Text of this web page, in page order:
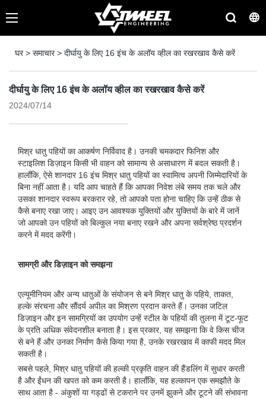
घर> समाचार> दीर्घायु के लिए 16 इंच के अलॉय व्हील का रखरखाव कैसे करें
दीर्घायु के लिए 16 इंच के अलॉय व्हील का रखरखाव कैसे करें
2024/07/14
मिश्र धातु पहियों का आकर्षण निर्विवाद है। उनकी चमकदार फिनिश और
स्टाइलिश डिज़ाइन किसी भी वाहन को सामान्य से असाधारण में बदल सकती है।
हालाँकि, ऐसे शानदार 16 इंच मिश्र धातु पहियों का स्वामित्व अपनी जिम्मेदारियों के
बिना नहीं आता है। यदि आप चाहते हैं कि आपका निवेश लंबे समय तक चले और
उसका शानदार स्वरूप बरकरार रहे, तो आपको पता होना चाहिए कि उन्हें ठीक से
कैसे बनाए रखा जाए। आइए उन आवश्यक युक्तियों और युक्तियों के बारे में जानें
जो आपको उन पहियों को बिल्कुल नया बनाए रखने और अपना सर्वश्रेष्ठ प्रदर्शन
करने में मदद करेंगी।
सामग्री और डिज़ाइन को समझना
एल्यूमीनियम और अन्य धातुओं के संयोजन से बने मिश्र धातु के पहिये, ताकत,
हल्के संरचना और सौंदर्य अपील का मिश्रण प्रदान करते हैं। उनका जटिल
डिज़ाइन और इन सामग्रियों का उपयोग उन्हें स्टील के पहियों की तुलना में टूट-फूट
के प्रति अधिक संवेदनशील बनाता है। इस प्रकार, यह समझना कि वे किस चीज
से बने हैं और उनका निर्माण कैसे किया गया है, उनके रखरखाव में काफी मदद मिल
सकती है।
सबसे पहले, मिश्र धातु पहियों की हल्की प्रकृति वाहन की हैंडलिंग में सुधार करती
है और ईंधन की खपत को कम करती है। हालाँकि, यह हल्कापन एक समझौते के
साथ आता है - अंकुशों या गड्ढों से टकराने पर उनमें झुकने और टूटने की संभावना